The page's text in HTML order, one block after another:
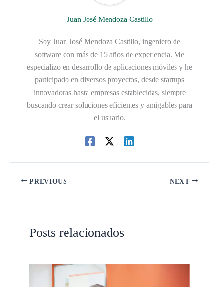
Juan José Mendoza Castillo
Soy Juan José Mendoza Castillo, ingeniero de
software con más de 15 años de experiencia. Me
especializo en desarrollo de aplicaciones móviles y he
participado en diversos proyectos, desde startups
innovadoras hasta empresas establecidas, siempre
buscando crear soluciones eficientes y amigables para
el usuario.
PREVIOUS NEXT
Posts relacionados